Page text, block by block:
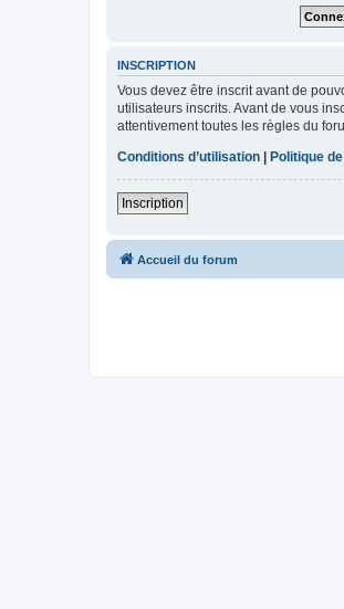
INSCRIPTION
Vous devez être inscrit avant de
utilisateurs inscrits. Avant de vous
attentivement toutes les règles du
Conditions d’utilisation
Politique
Inscription
Accueil du forum